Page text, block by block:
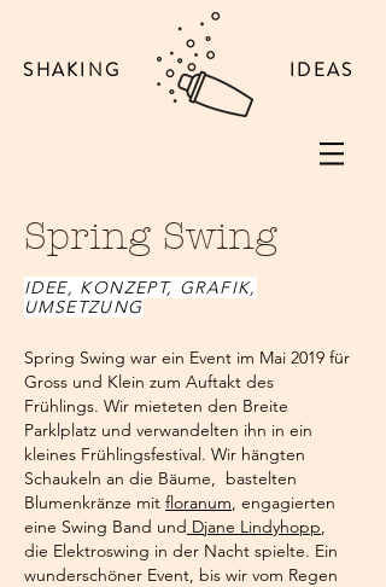
SHAKING IDEAS
Spring Swing
IDEE, KONZEPT, GRAFIK,
UMSETZUNG
Spring Swing war ein Event im Mai 2019 für
Gross und Klein zum Auftakt des
Frühlings. Wir mieteten den Breite
Parklplatz und verwandelten ihn in ein
kleines Frühlingsfestival. Wir hängten
Schaukeln an die Bäume, bastelten
Blumenkränze mit floranum, engagierten
eine Swing Band und Djane Lindyhopp,
die Elektroswing in der Nacht spielte. Ein
wunderschöner Event, bis wir vom Regen